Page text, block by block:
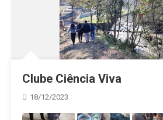
Clube Ciência Viva
18/12/2023